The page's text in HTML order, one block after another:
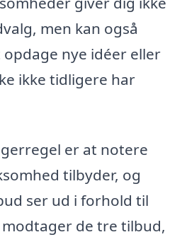
men kan også
nye idéer eller
ikke tidligere har
er at notere
tilbyder, og
ser ud i forhold til
de tre tilbud,